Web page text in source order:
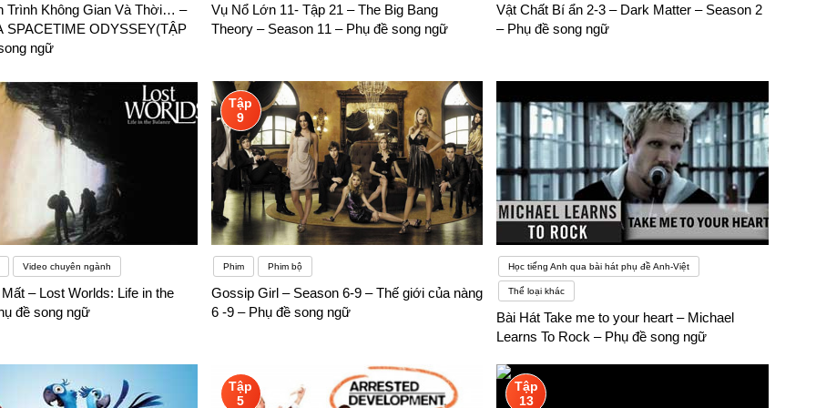
giáo dục trong dạy ngoại ngữ ở những lĩnh vực, khu vực có điều kiệnNếu muốn theo học ngành ngôn ngữ Anh, bạn cần phải có
có đam mê và niềm yêu thích đối với tiếng Anh bạn có thể hoàn toàn theo đuổi đam mê đối với ngành ngôn ngữ Anh.– Để theo
người năng động, kỹ năng này không chỉ riêng đối với ngành ngôn ngữ Anh mà nó yêu cầu tất cả các bạn sinh viên thuộc chuyên
trên chúng ta đều có thể giải quyết được nếu như chúng ta có niềm đam mê với ngành học này.
Trình Không Gian Và Thời… –
SPACETIME ODYSSEY(TẬP
ngữ
Vụ Nổ Lớn 11- Tập 21 – The Big Bang
Theory – Season 11 – Phụ đề song ngữ
Vật Chất Bí ẩn 2-3 – Dark Matter – Season 2
– Phụ đề song ngữ
Video chuyên ngành
– Lost Worlds: Life in the
đề song ngữ
Tập
9
Phim Phim bộ
Gossip Girl – Season 6-9 – Thế giới của nàng
6 -9 – Phụ đề song ngữ
Học tiếng Anh qua bài hát phụ đề Anh-Việt
Thể loại khác
Bài Hát Take me to your heart – Michael
Learns To Rock – Phụ đề song ngữ
Tập
5
Tập
13